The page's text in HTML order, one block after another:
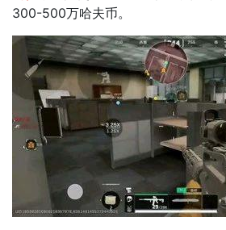
300-500万哈夫币。